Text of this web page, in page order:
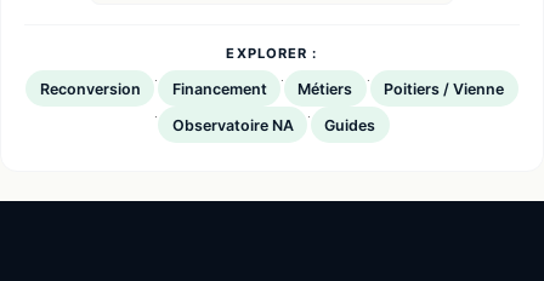
EXPLORER :
Reconversion · Financement · Métiers · Poitiers / Vienne
· Observatoire NA · Guides